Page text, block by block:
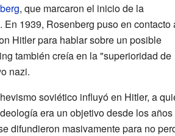
, que marcaron el inicio de la
1939, Rosenberg puso en contacto
Hitler para hablar sobre un posible
también creía en la "superioridad de
nazi.
soviético influyó en Hitler, a
era un objetivo desde los
difundieron masivamente para no